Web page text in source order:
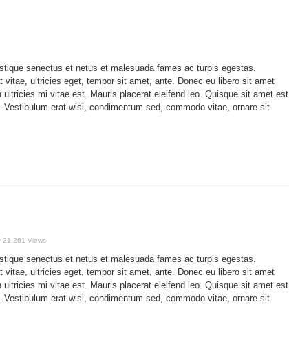
senectus et netus et malesuada fames ac turpis egestas.
vitae, ultricies eget, tempor sit amet, ante. Donec eu libero sit amet
ultricies mi vitae est. Mauris placerat eleifend leo. Quisque sit amet est
Vestibulum erat wisi, condimentum sed, commodo vitae, ornare sit
21,261 Views
senectus et netus et malesuada fames ac turpis egestas.
vitae, ultricies eget, tempor sit amet, ante. Donec eu libero sit amet
ultricies mi vitae est. Mauris placerat eleifend leo. Quisque sit amet est
Vestibulum erat wisi, condimentum sed, commodo vitae, ornare sit